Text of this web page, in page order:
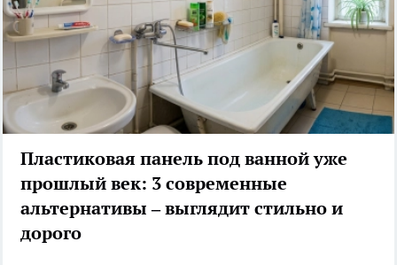
Пластиковая панель под ванной уже
прошлый век: 3 современные
альтернативы – выглядит стильно и
дорого